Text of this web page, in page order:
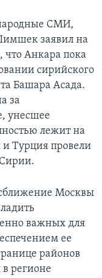
СМИ,
заявил на
что Анкара пока
сирийского
Башара Асада.
за
унесшее
лежит на
и Турция провели
Москвы
важных для
ее
районов
регионе